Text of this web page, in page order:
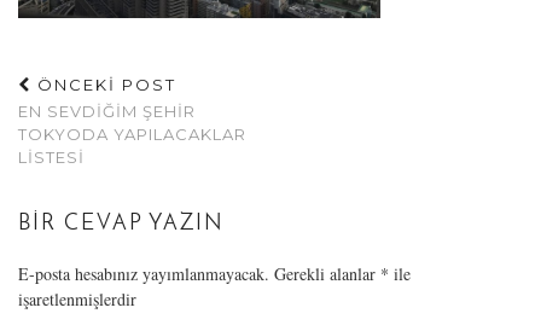
ÖNCEKİ POST
EN SEVDIĞIM ŞEHIR
TOKYODA YAPILACAKLAR
LISTESI
BIR CEVAP YAZIN
E-posta hesabınız yayımlanmayacak. Gerekli alanlar * ile
işaretlenmişlerdir